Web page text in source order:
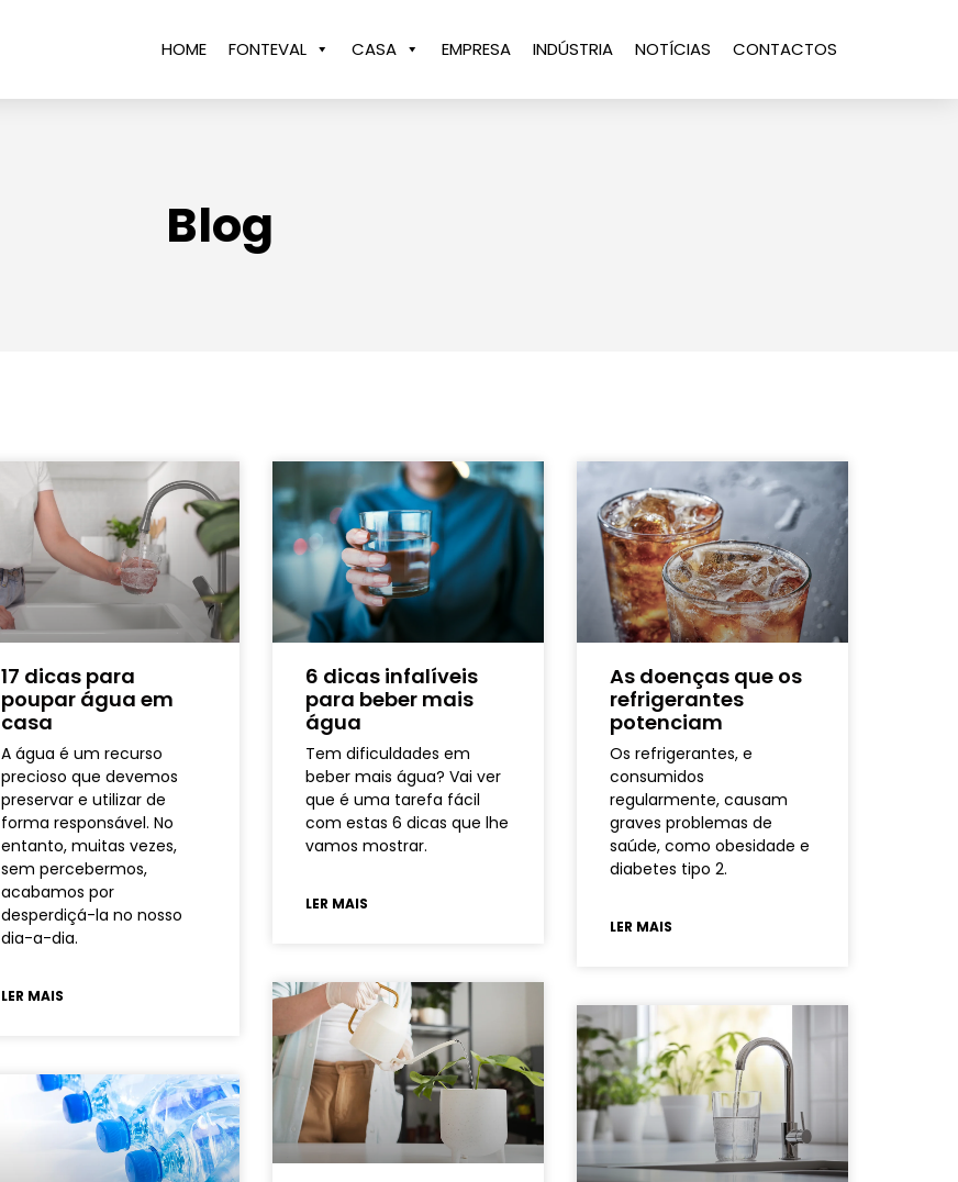
HOME FONTEVAL CASA EMPRESA INDÚSTRIA NOTÍCIAS CONTACTOS
Blog
17 dicas para
poupar água em
casa
A água é um recurso
precioso que devemos
preservar e utilizar de
forma responsável. No
entanto, muitas vezes,
sem percebermos,
acabamos por
desperdiçá-la no nosso
dia-a-dia.
LER MAIS
6 dicas infalíveis
para beber mais
água
Tem dificuldades em
beber mais água? Vai ver
que é uma tarefa fácil
com estas 6 dicas que lhe
vamos mostrar.
LER MAIS
As doenças que os
refrigerantes
potenciam
Os refrigerantes, e
consumidos
regularmente, causam
graves problemas de
saúde, como obesidade e
diabetes tipo 2.
LER MAIS